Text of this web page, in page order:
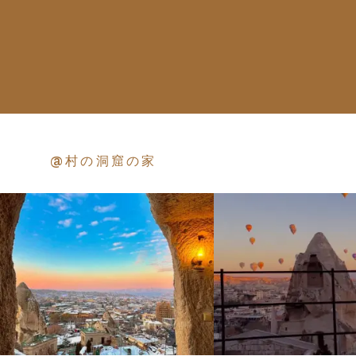
@村の洞窟の家